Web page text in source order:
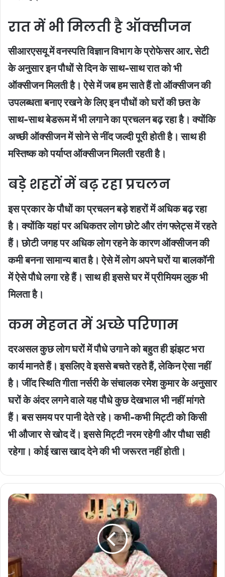
रात में भी मिलती है ऑक्सीजन
सीआरएसयू में वनस्पति विज्ञान विभाग के प्रोफेसर आर. सेटी
के अनुसार इन पौधों से दिन के साथ-साथ रात को भी
ऑक्सीजन मिलती है। ऐसे में जब हम साते हैं तो ऑक्सीजन की
उपलब्धता बनाए रखने के लिए इन पौधों को घरों की छत के
साथ-साथ बेडरूम में भी लगाने का प्रचलन बढ़ रहा है। क्योंकि
अच्छी ऑक्सीजन में सोने से नींद जल्दी पूरी होती है। साथ ही
मस्तिष्क को पर्याप्त ऑक्सीजन मिलती रहती है।
बड़े शहरों में बढ़ रहा प्रचलन
इस प्रकार के पौधों का प्रचलन बड़े शहरों में अधिक बढ़ रहा
है। क्योंकि यहां पर अधिकतर लोग छोटे और तंग फ्लेट्स में रहते
हैं। छोटी जगह पर अधिक लोग रहने के कारण ऑक्सीजन की
कमी बनना सामान्य बात है। ऐसे में लोग अपने घरों या बालकॉनी
में ऐसे पौधे लगा रहे हैं। साथ ही इससे घर में प्रीमियम लुक भी
मिलता है।
कम मेहनत में अच्छे परिणाम
दरअसल कुछ लोग घरों में पौधे उगाने को बहुत ही झंझट भरा
कार्य मानते हैं। इसलिए वे इससे बचते रहते हैं, लेकिन ऐसा नहीं
है। जींद स्थिति गीता नर्सरी के संचालक रमेश कुमार के अनुसार
घरों के अंदर लगने वाले यह पौधे कुछ देखभाल भी नहीं मांगते
हैं। बस समय पर पानी देते रहे। कभी-कभी मिट्टी को किसी
भी औजार से खोद दें। इससे मिट्टी नरम रहेगी और पौधा सही
रहेगा। कोई खास खाद देने की भी जरूरत नहीं होती।
Jind
DC
:
जींद
को
60
साल
के